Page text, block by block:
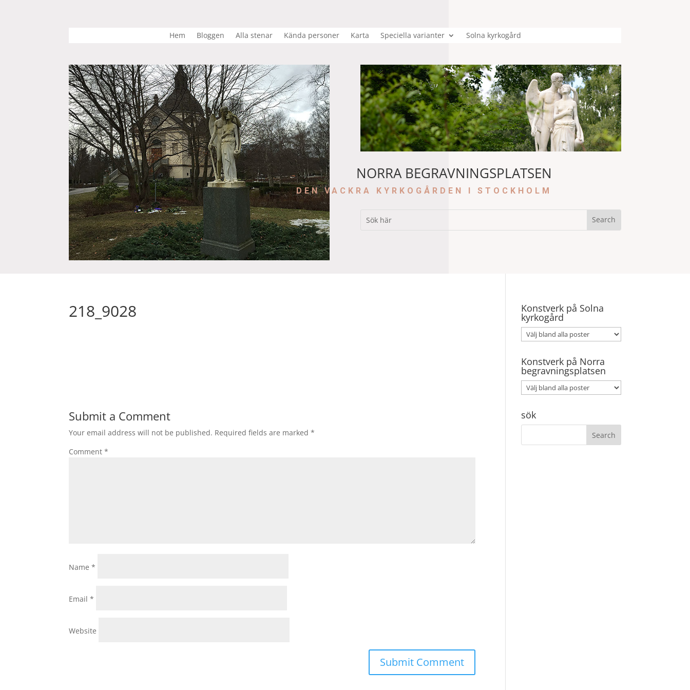
Hem Bloggen Alla stenar Kända personer Karta Speciella varianter Solna kyrkogård
NORRA BEGRAVNINGSPLATSEN
DEN VACKRA KYRKOGÅRDEN I STOCKHOLM
218_9028
Submit a Comment
Your email address will not be published. Required fields are marked*
Comment*
Name*
Email*
Website
Konstverk på Solna
kyrkogård
Konstverk på Norra
begravningsplatsen
sök